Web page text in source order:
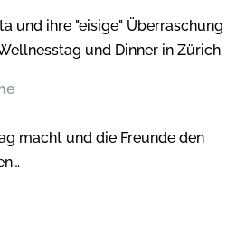
und ihre "eisige" Überraschung
und Dinner in Zürich
macht und die Freunde den